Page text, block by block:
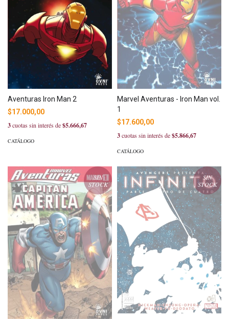
Aventuras Iron Man 2
$17.000,00
3cuotas sin interés de$5.666,67
CATÁLOGO
Marvel Aventuras - Iron Man vol.
1
$17.600,00
3cuotas sin interés de$5.866,67
CATÁLOGO
SIN
STOCK
SIN
STOCK